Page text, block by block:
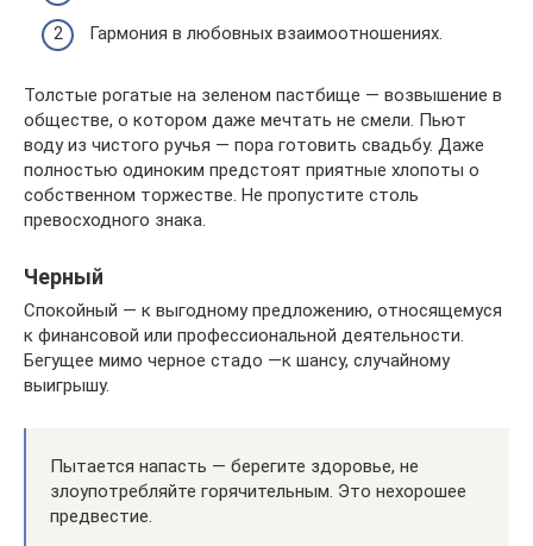
Гармония в любовных взаимоотношениях.
Толстые рогатые на зеленом пастбище — возвышение в
обществе, о котором даже мечтать не смели. Пьют
воду из чистого ручья — пора готовить свадьбу. Даже
полностью одиноким предстоят приятные хлопоты о
собственном торжестве. Не пропустите столь
превосходного знака.
Черный
Спокойный — к выгодному предложению, относящемуся
к финансовой или профессиональной деятельности.
Бегущее мимо черное стадо —к шансу, случайному
выигрышу.
Пытается напасть — берегите здоровье, не
злоупотребляйте горячительным. Это нехорошее
предвестие.